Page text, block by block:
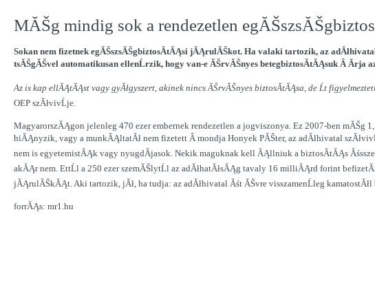
MĂŠg mindig sok a rendezetlen
Sokan nem fizetnek egĂŠszsĂŠgbiztosĂ­tĂĄsi jĂĄrulĂŠkot. Ha valaki tartozik, az
tsĂŠgĂŠvel automatikusan ellenĹrzik, hogy van-e ĂŠrvĂŠnyes betegbiztosĂ­tĂĄsuk Â Ă­rja
Az is kap ellĂĄtĂĄst vagy gyĂłgyszert, akinek nincs ĂŠrvĂŠnyes biztosĂ­tĂĄsa, de Ĺt
OEP szĂłvivĹje.
MagyarorszĂĄgon jelenleg 470 ezer embernek rendezetlen a jogviszonya. Ez 2007-ben
hiĂĄnyzik, vagy a munkĂĄltatĂł nem fizetett Â mondja Honyek PĂŠter, az adĂłhivatal
nem is egyetemistĂĄk vagy nyugdĂ­jasok. Nekik maguknak kell ĂĄllniuk a biztosĂ­tĂĄs
akĂĄr nem. EttĹl a 250 ezer szemĂŠlytĹl az adĂłhatĂłsĂĄg tavaly 16 milliĂĄrd forint
jĂĄrulĂŠkĂĄt. Aki tartozik, jĂł, ha tudja: az adĂłhivatal Ăśt ĂŠvre visszamenĹleg
forrĂĄs: mr1.hu